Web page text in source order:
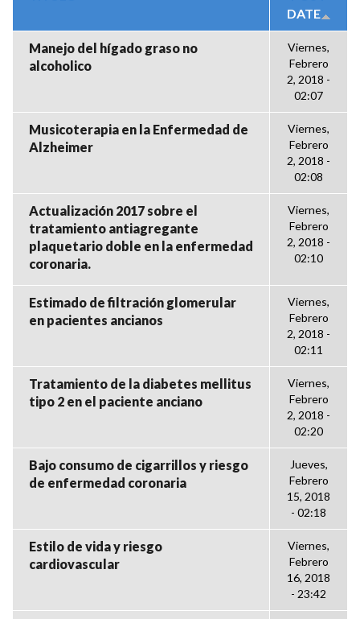
DATE
Manejo del hígado graso no
alcoholico
Viernes,
Febrero
2, 2018 -
02:07
Musicoterapia en la Enfermedad de
Alzheimer
Viernes,
Febrero
2, 2018 -
02:08
Actualización 2017 sobre el
tratamiento antiagregante
plaquetario doble en la enfermedad
coronaria.
Viernes,
Febrero
2, 2018 -
02:10
Estimado de filtración glomerular
en pacientes ancianos
Viernes,
Febrero
2, 2018 -
02:11
Tratamiento de la diabetes mellitus
tipo 2 en el paciente anciano
Viernes,
Febrero
2, 2018 -
02:20
Bajo consumo de cigarrillos y riesgo
de enfermedad coronaria
Jueves,
Febrero
15, 2018
- 02:18
Estilo de vida y riesgo
cardiovascular
Viernes,
Febrero
16, 2018
- 23:42